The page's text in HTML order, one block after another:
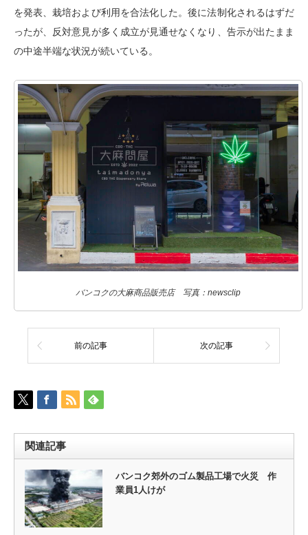
を発表、栽培および利用を合法化した。後に法制化されるはずだ
ったが、反対意見が多く成立が見通せなくなり、告示が出たまま
の中途半端な状況が続いている。
バンコクの大麻商品販売店 写真：newsclip
前の記事 次の記事
関連記事
バンコク郊外のゴム製品工場で火災 作
業員1人けが